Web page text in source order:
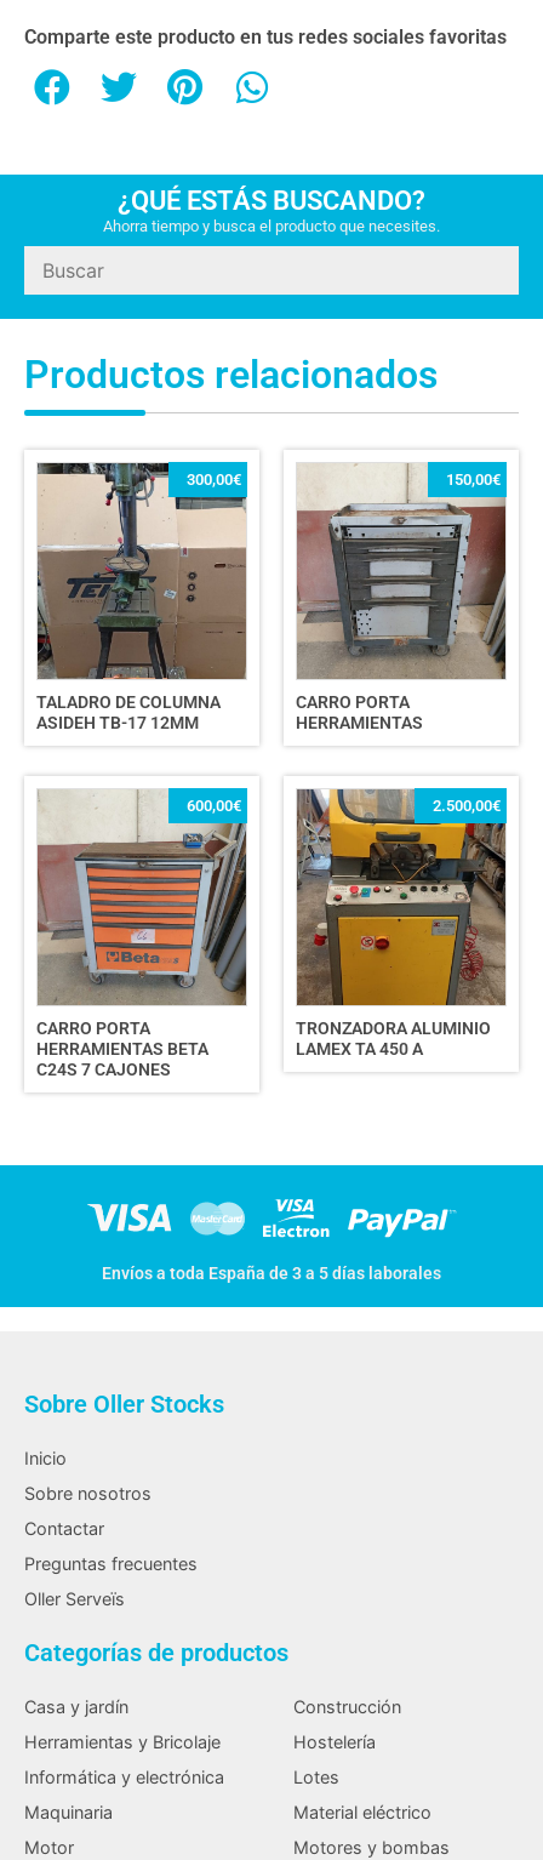
Comparte este producto en tus redes sociales favoritas
¿QUÉ ESTÁS BUSCANDO?
Ahorra tiempo y busca el producto que necesites.
Productos relacionados
TALADRO DE COLUMNA
ASIDEH TB-17 12MM
300,00€
CARRO PORTA
HERRAMIENTAS
150,00€
CARRO PORTA
HERRAMIENTAS BETA
C24S 7 CAJONES
600,00€
TRONZADORA ALUMINIO
LAMEX TA 450 A
2.500,00€
Envíos a toda España de 3 a 5 días laborales
Sobre Oller Stocks
Inicio
Sobre nosotros
Contactar
Preguntas frecuentes
Oller Serveïs
Categorías de productos
Casa y jardín
Construcción
Herramientas y Bricolaje
Hostelería
Informática y electrónica
Lotes
Maquinaria
Material eléctrico
Motor
Motores y bombas